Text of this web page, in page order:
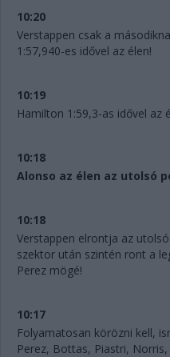
10:20
Verstappen csak a
1:57,940-es idővel az élen!
10:19
Hamilton 1:59,3-as idővel az
10:18
Alonso az élen az utolsó
10:18
Verstappen elrontja az
szektor után szintén ront a
Perez mögé!
10:17
Folyamatosan körözni kell,
Perez, Bottas, Piastri,